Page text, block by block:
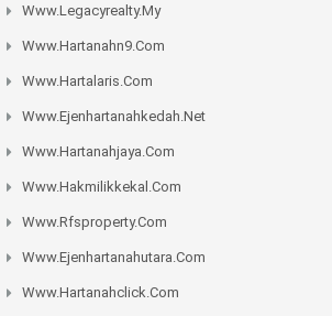
Www.legacyrealty.my
Www.hartanahn9.com
Www.hartalaris.com
Www.ejenhartanahkedah.net
Www.hartanahjaya.com
Www.hakmilikkekal.com
Www.rfsproperty.com
Www.ejenhartanahutara.com
Www.hartanahclick.com